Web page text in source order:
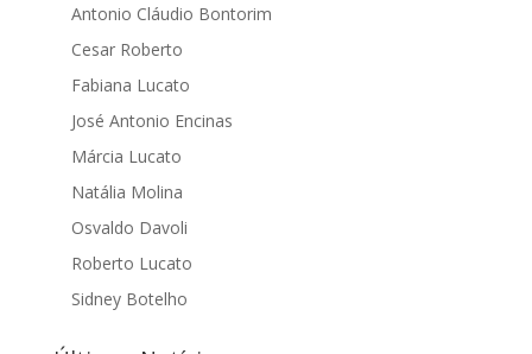
Antonio Cláudio Bontorim
Cesar Roberto
Fabiana Lucato
José Antonio Encinas
Márcia Lucato
Natália Molina
Osvaldo Davoli
Roberto Lucato
Sidney Botelho